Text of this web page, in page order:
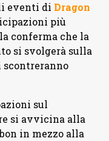
eventi di Dragon
più
conferma che la
si svolgerà sulla
scontreranno
sul
si avvicina alla
in mezzo alla